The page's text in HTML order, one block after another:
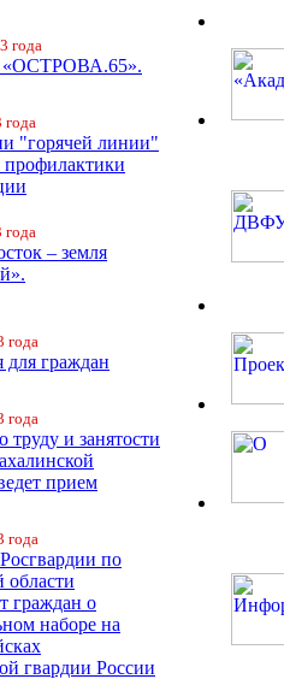
года
«ОСТРОВА.65».
года
"горячей линии"
года
– земля
года
граждан
года
труду и занятости
прием
года
по
области
граждан о
наборе на
гвардии России